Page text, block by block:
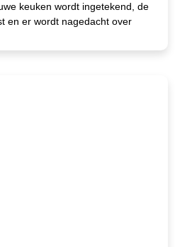
keuken wordt ingetekend, de
en er wordt nagedacht over